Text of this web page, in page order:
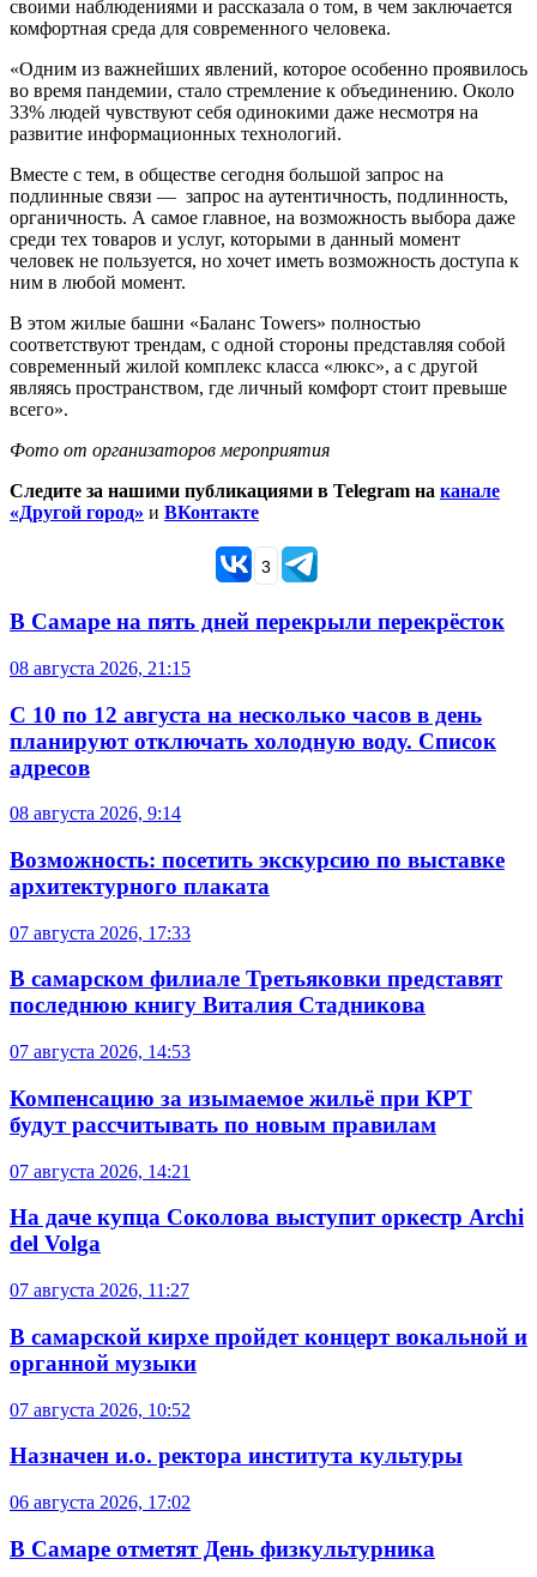
своими наблюдениями и рассказала о том, в чем заключается
комфортная среда для современного человека.
«Одним из важнейших явлений, которое особенно проявилось
во время пандемии, стало стремление к объединению. Около
33% людей чувствуют себя одинокими даже несмотря на
развитие информационных технологий.
Вместе с тем, в обществе сегодня большой запрос на
подлинные связи — запрос на аутентичность, подлинность,
органичность. А самое главное, на возможность выбора даже
среди тех товаров и услуг, которыми в данный момент
человек не пользуется, но хочет иметь возможность доступа к
ним в любой момент.
В этом жилые башни «Баланс Towers» полностью
соответствуют трендам, с одной стороны представляя собой
современный жилой комплекс класса «люкс», а с другой
являясь пространством, где личный комфорт стоит превыше
всего».
Фото от организаторов мероприятия
Следите за нашими публикациями в Telegram на канале
«Другой город» и ВКонтакте
3
В Самаре на пять дней перекрыли перекрёсток
08 августа 2026, 21:15
С 10 по 12 августа на несколько часов в день
планируют отключать холодную воду. Список
адресов
08 августа 2026, 9:14
Возможность: посетить экскурсию по выставке
архитектурного плаката
07 августа 2026, 17:33
В самарском филиале Третьяковки представят
последнюю книгу Виталия Стадникова
07 августа 2026, 14:53
Компенсацию за изымаемое жильё при КРТ
будут рассчитывать по новым правилам
07 августа 2026, 14:21
На даче купца Соколова выступит оркестр Archi
del Volga
07 августа 2026, 11:27
В самарской кирхе пройдет концерт вокальной и
органной музыки
07 августа 2026, 10:52
Назначен и.о. ректора института культуры
06 августа 2026, 17:02
В Самаре отметят День физкультурника